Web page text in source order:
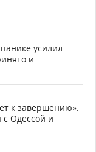
усилил
и
к завершению».
Одессой и